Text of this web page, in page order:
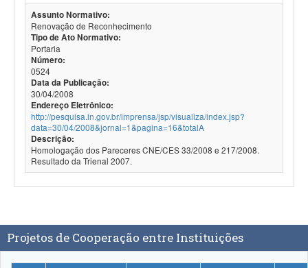
Assunto Normativo:
Renovação de Reconhecimento
Tipo de Ato Normativo:
Portaria
Número:
0524
Data da Publicação:
30/04/2008
Endereço Eletrônico:
http://pesquisa.in.gov.br/imprensa/jsp/visualiza/index.jsp?
data=30/04/2008&jornal=1&pagina=16&totalA
Descrição:
Homologação dos Pareceres CNE/CES 33/2008 e 217/2008.
Resultado da Trienal 2007.
Projetos de Cooperação entre Instituições